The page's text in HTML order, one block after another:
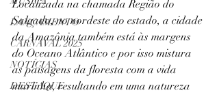
LANÇAMENTO
CARNAVAL 2025
NOTÍCIAS
DESTAQUE
Localizada na chamada Região do
Salgado, no nordeste do estado, a cidade
da Amazônia também está às margens
do Oceano Atlântico e por isso mistura
as paisagens da floresta com a vida
marinha, resultando em uma natureza